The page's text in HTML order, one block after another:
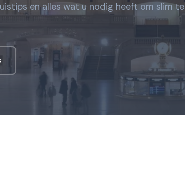
en alles wat u nodig heeft om slim te